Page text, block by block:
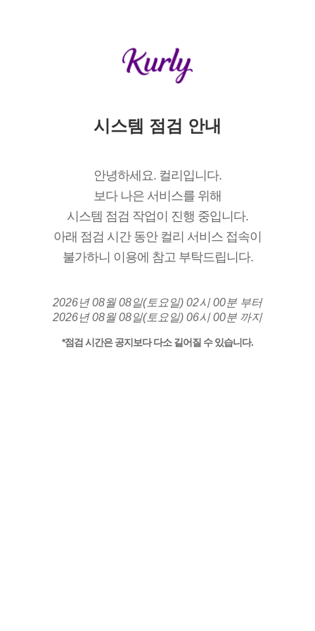
시스템 점검 안내
안녕하세요. 컬리입니다.
보다 나은 서비스를 위해
시스템 점검 작업이 진행 중입니다.
아래 점검 시간 동안 컬리 서비스 접속이
불가하니 이용에 참고 부탁드립니다.
2026년 08월 08일(토요일) 02시 00분 부터
2026년 08월 08일(토요일) 06시 00분 까지
*점검 시간은 공지보다 다소 길어질 수 있습니다.